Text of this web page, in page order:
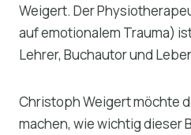
Weigert. Der
auf emotionalem Trauma)
Lehrer, Buchautor und
Christoph Weigert möchte
machen, wie wichtig dieser